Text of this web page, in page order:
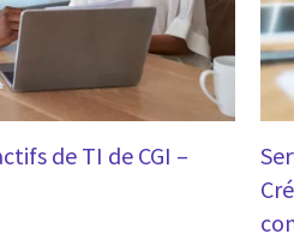
de TI de CGI –